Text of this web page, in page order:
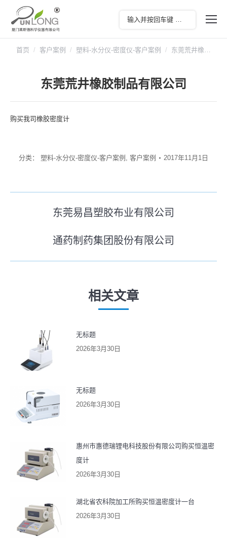
您在这里：
首页 客户案例 塑料-水分仪-密度仪-客户案例 东莞荒井橡…
东莞荒井橡胶制品有限公司
购买我司橡胶密度计
分类： 塑料-水分仪-密度仪-客户案例 , 客户案例 2017年11月1日
历
的
文
东莞易昌塑胶布业有限公司
未
来
文
章：
通药制药集团股份有限公司
相关文章
无标题
2026年3月30日
无标题
2026年3月30日
惠州市惠德瑞锂电科技股份有限公司购买恒温密
度计
2026年3月30日
湖北省农科院加工所购买恒温密度计一台
2026年3月30日